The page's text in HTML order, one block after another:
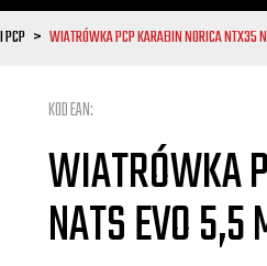
WIATRÓWKA PCP KARABIN NORICA
KOD EAN:
WIATRÓWKA
NATS EVO